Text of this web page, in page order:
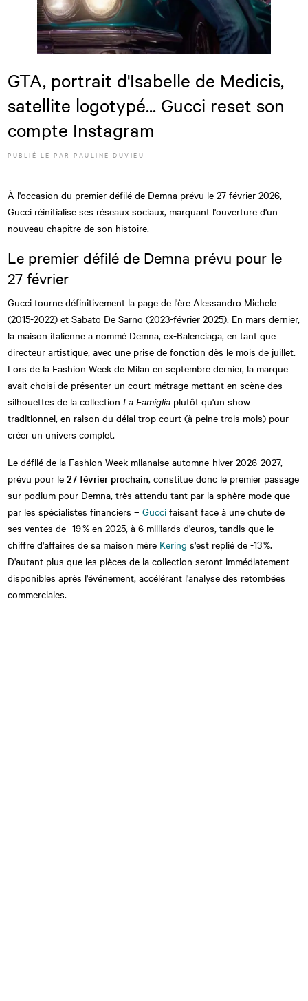
GTA, portrait d'Isabelle de Medicis,
satellite logotypé... Gucci reset son
compte Instagram
PUBLIÉ LEPARPAULINE DUVIEU
À l'occasion du premier défilé de Demna prévu le 27 février 2026,
Gucci réinitialise ses réseaux sociaux, marquant l'ouverture d'un
nouveau chapitre de son histoire.
Le premier défilé de Demna prévu pour le
27 février
Gucci tourne définitivement la page de l'ère Alessandro Michele
(2015-2022) et Sabato De Sarno (2023-février 2025). En mars dernier,
la maison italienne a nommé Demna, ex-Balenciaga, en tant que
directeur artistique, avec une prise de fonction dès le mois de juillet.
Lors de la Fashion Week de Milan en septembre dernier, la marque
avait choisi de présenter un court-métrage mettant en scène des
silhouettes de la collectionLa Famiglia plutôt qu'un show
traditionnel, en raison du délai trop court (à peine trois mois) pour
créer un univers complet.
Le défilé de la Fashion Week milanaise automne-hiver 2026-2027,
prévu pour le27 février prochain, constitue donc le premier passage
sur podium pour Demna, très attendu tant par la sphère mode que
par les spécialistes financiers –Gucci faisant face à une chute de
ses ventes de -19 % en 2025, à 6 milliards d'euros, tandis que le
chiffre d'affaires de sa maison mère Kering s'est replié de -13 %.
D'autant plus que les pièces de la collection seront immédiatement
disponibles après l'événement, accélérant l'analyse des retombées
commerciales.